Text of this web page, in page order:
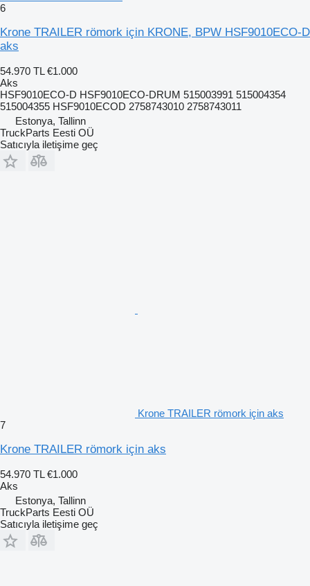
6
Krone TRAILER römork için KRONE, BPW HSF9010ECO-D
aks
54.970 TL €1.000
Aks
HSF9010ECO-D HSF9010ECO-DRUM 515003991 515004354
515004355 HSF9010ECOD 2758743010 2758743011
Estonya, Tallinn
TruckParts Eesti OÜ
Satıcıyla iletişime geç
Krone TRAILER römork için aks
7
Krone TRAILER römork için aks
54.970 TL €1.000
Aks
Estonya, Tallinn
TruckParts Eesti OÜ
Satıcıyla iletişime geç